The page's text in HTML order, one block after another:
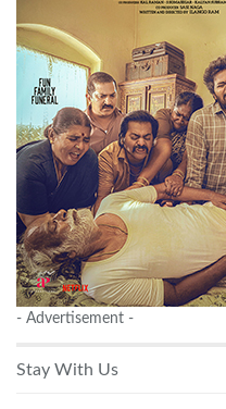
- Advertisement -
Stay With Us